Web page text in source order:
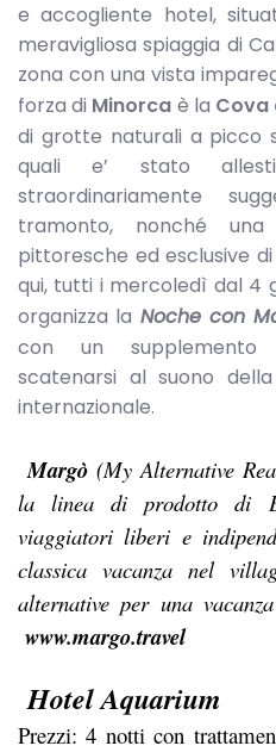
e accogliente hotel,
meravigliosa spiaggia di
zona con una vista
forza di Minorca è la Cova
di grotte naturali a picco
quali e’ stato
straordinariamente
tramonto, nonché
pittoresche ed esclusive
qui, tutti i mercoledì dal 4
organizza la Nochecon
con un supplemento
scatenarsi al suono
internazionale.
Margò(My Alternative
la linea di prodotto di
viaggiatori liberi e
classica vacanza nel
alternative per una
www.margo.travel
Hotel Aquarium
Prezzi: 4 notti con